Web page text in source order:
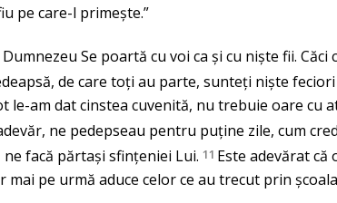
pe care-l primește.”
Se poartă cu voi ca și cu niște fii.
de care toți au parte, sunteți niște
le-am dat cinstea cuvenită, nu trebuie oare cu
ne pedepseau pentru puține zile, cum
facă părtași sfințeniei Lui. 11 Este adevărat
mai pe urmă aduce celor ce au trecut prin